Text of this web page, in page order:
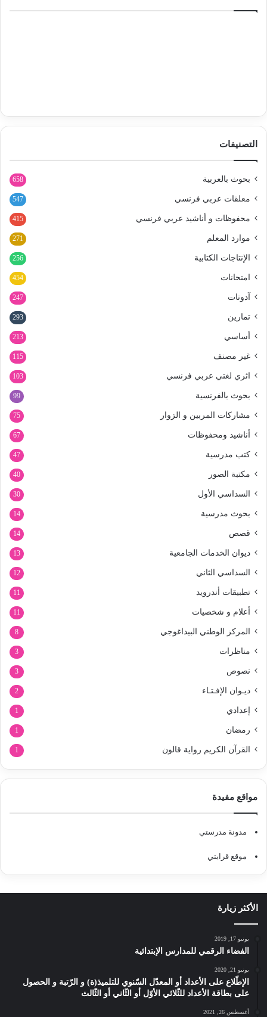
التصنيفات
بحوث بالعربية 658
معلقات عربي فرنسي 547
محفوظات و أناشيد عربي فرنسي 415
موارد المعلم 271
الإنتاجات الكتابية 256
امتحانات 454
آدونات 247
تمارين 293
أساسي 213
غير مصنف 115
اثري لغتي عربي فرنسي 103
بحوث بالفرنسية 99
مشاركات المربين و الزوار 75
أناشيد ومحفوظات 67
كتب مدرسية 47
مكتبة الصور 40
السداسي الأول 30
بحوث مدرسية 14
قصص 14
ديوان الخدمات الجامعية 13
السداسي الثاني 12
تطبيقات أندرويد 11
أعلام و شخصيات 11
المركز الوطني البيداغوجي 8
مناظرات 3
نصوص 3
ديـوان الإفـتـاء 2
إعدادي 1
رمضان 1
القرآن الكريم رواية قالون 1
مواقع مفيدة
مدونة مدرستي
موقع قرايتي
الأكثر زيارة
يونيو 17, 2019
الفضاء الرقمي للمدارس الإبتدائية
يونيو 21, 2020
الإطّلاع على الأعداد أو المعدّل السّنوي للتلميذ(ة) و الرّتبة و الحصول
على بطاقة الأعداد للثّلاثي الأوّل أو الثّاني أو الثّالث
أغسطس 26, 2021